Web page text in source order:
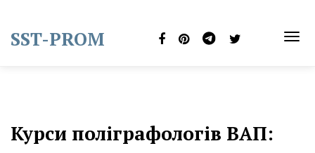
content
SST-PROM
Курси поліграфологів ВАП: